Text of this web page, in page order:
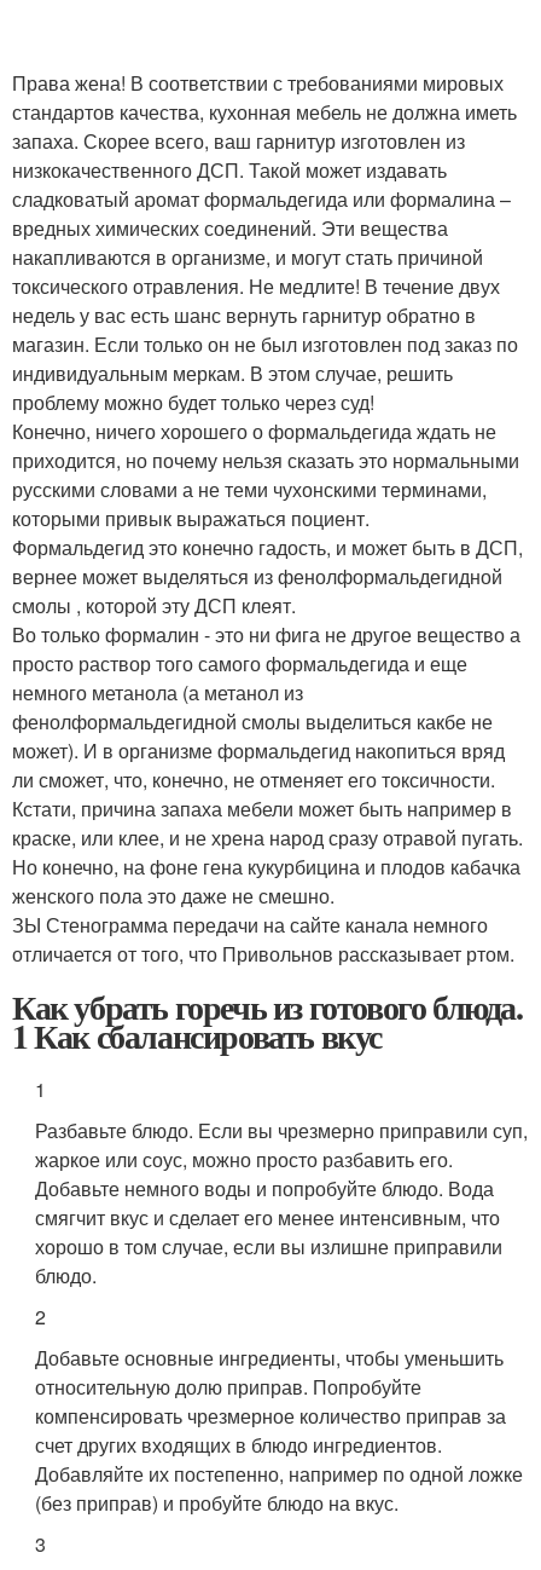
Права жена! В соответствии с требованиями мировых
стандартов качества, кухонная мебель не должна иметь
запаха. Скорее всего, ваш гарнитур изготовлен из
низкокачественного ДСП. Такой может издавать
сладковатый аромат формальдегида или формалина –
вредных химических соединений. Эти вещества
накапливаются в организме, и могут стать причиной
токсического отравления. Не медлите! В течение двух
недель у вас есть шанс вернуть гарнитур обратно в
магазин. Если только он не был изготовлен под заказ по
индивидуальным меркам. В этом случае, решить
проблему можно будет только через суд!
Конечно, ничего хорошего о формальдегида ждать не
приходится, но почему нельзя сказать это нормальными
русскими словами а не теми чухонскими терминами,
которыми привык выражаться поциент.
Формальдегид это конечно гадость, и может быть в ДСП,
вернее может выделяться из фенолформальдегидной
смолы , которой эту ДСП клеят.
Во только формалин - это ни фига не другое вещество а
просто раствор того самого формальдегида и еще
немного метанола (а метанол из
фенолформальдегидной смолы выделиться какбе не
может). И в организме формальдегид накопиться вряд
ли сможет, что, конечно, не отменяет его токсичности.
Кстати, причина запаха мебели может быть например в
краске, или клее, и не хрена народ сразу отравой пугать.
Но конечно, на фоне гена кукурбицина и плодов кабачка
женского пола это даже не смешно.
ЗЫ Стенограмма передачи на сайте канала немного
отличается от того, что Привольнов рассказывает ртом.
Как убрать горечь из готового блюда.
1 Как сбалансировать вкус
1
Разбавьте блюдо. Если вы чрезмерно приправили суп,
жаркое или соус, можно просто разбавить его.
Добавьте немного воды и попробуйте блюдо. Вода
смягчит вкус и сделает его менее интенсивным, что
хорошо в том случае, если вы излишне приправили
блюдо.
2
Добавьте основные ингредиенты, чтобы уменьшить
относительную долю приправ. Попробуйте
компенсировать чрезмерное количество приправ за
счет других входящих в блюдо ингредиентов.
Добавляйте их постепенно, например по одной ложке
(без приправ) и пробуйте блюдо на вкус.
3